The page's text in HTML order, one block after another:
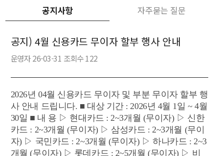
을
환
영
니
다!
로
그
인
하
공지사항 자주묻는 질문
공지) 4월 신용카드 무이자 할부 행사 안내
운영자 26-03-31 조회수 122
2026년 04월 신용카드 무이자 및 부분 무이자 할부 행
사 안내 드립니다. ■ 대상 기간 : 2026년 4월 1일 ~ 4월
30일 ■ 내 용 ▷ 현대카드 : 2~3개월 (무이자) ▷ 신한
카드 : 2~3개월 (무이자) ▷ 삼성카드 : 2~3개월 (무이
자) ▷ 국민카드 : 2~3개월 (무이자) ▷ 하나카드 : 2~3
개월 (무이자) ▷ 롯데카드 : 2~5개월 (무이자) ▷ 비